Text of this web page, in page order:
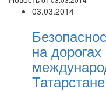
03.03.2014
на
Татарстане